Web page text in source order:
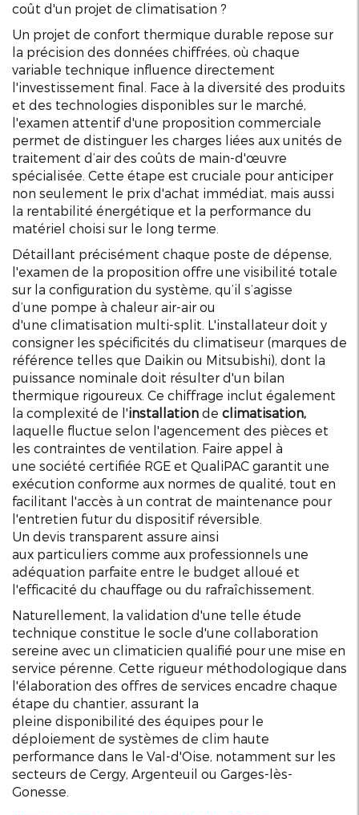
coût d'un projet de climatisation ?
Un projet de confort thermique durable repose sur
la précision des données chiffrées, où chaque
variable technique influence directement
l'investissement final. Face à la diversité des produits
et des technologies disponibles sur le marché,
l'examen attentif d'une proposition commerciale
permet de distinguer les charges liées aux unités de
traitement d’air des coûts de main-d'œuvre
spécialisée. Cette étape est cruciale pour anticiper
non seulement le prix d'achat immédiat, mais aussi
la rentabilité énergétique et la performance du
matériel choisi sur le long terme.
Détaillant précisément chaque poste de dépense,
l'examen de la proposition offre une visibilité totale
sur la configuration du système, qu’il s’agisse
d’une pompe à chaleur air-air ou
d'une climatisation multi-split. L'installateur doit y
consigner les spécificités du climatiseur (marques de
référence telles que Daikin ou Mitsubishi), dont la
puissance nominale doit résulter d'un bilan
thermique rigoureux. Ce chiffrage inclut également
la complexité de l'installation de climatisation,
laquelle fluctue selon l'agencement des pièces et
les contraintes de ventilation . Faire appel à
une société certifiée RGE et QualiPAC garantit une
exécution conforme aux normes de qualité, tout en
facilitant l'accès à un contrat de maintenance pour
l'entretien futur du dispositif réversible
Un devis transparent assure ainsi
aux particuliers comme aux professionnels une
adéquation parfaite entre le budget alloué et
l'efficacité du chauffage ou du rafraîchissement.
Naturellement, la validation d'une telle étude
technique constitue le socle d'une collaboration
sereine avec un climaticien qualifié pour une mise en
service pérenne. Cette rigueur méthodologique dans
l'élaboration des offres de services encadre chaque
étape du chantier, assurant la
pleine disponibilité des équipes pour le
déploiement de systèmes de clim haute
performance dans le Val-d'Oise, notamment sur les
secteurs de Cergy, Argenteuil ou Garges-lès-
Gonesse